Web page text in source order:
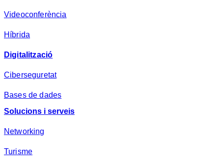
a
Videoconferència
Híbrida
Digitalització
Ciberseguretat
Bases de dades
Solucions i serveis
Networking
Turisme